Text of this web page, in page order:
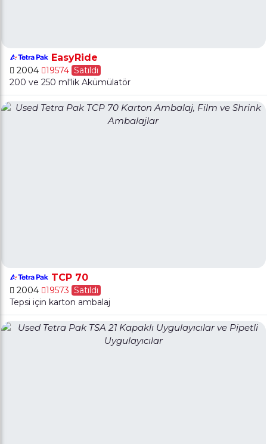
EasyRide
2004 19574 Satıldı
200 ve 250 ml'lik Akümülatör
TCP 70
2004 19573 Satıldı
Tepsi için karton ambalaj